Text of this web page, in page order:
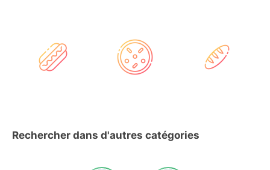
Rechercher dans d'autres catégories